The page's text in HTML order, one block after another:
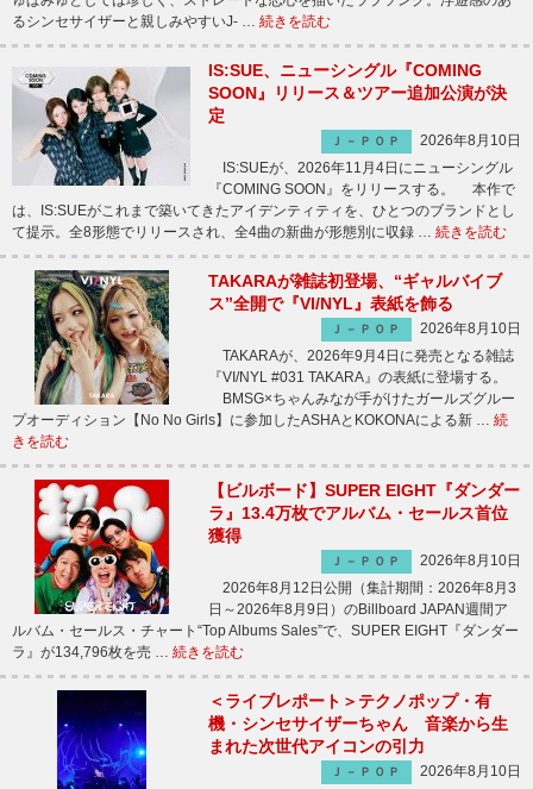
るシンセサイザーと親しみやすいJ- … 続きを読む
IS:SUE、ニューシングル『COMING
SOON』リリース＆ツアー追加公演が決
定
Ｊ－ＰＯＰ
2026年8月10日
IS:SUEが、2026年11月4日にニューシングル
『COMING SOON』をリリースする。 本作で
は、IS:SUEがこれまで築いてきたアイデンティティを、ひとつのブランドとし
て提示。全8形態でリリースされ、全4曲の新曲が形態別に収録 … 続きを読む
TAKARAが雑誌初登場、“ギャルバイブ
ス”全開で『VI/NYL』表紙を飾る
Ｊ－ＰＯＰ
2026年8月10日
TAKARAが、2026年9月4日に発売となる雑誌
『VI/NYL #031 TAKARA』の表紙に登場する。
BMSG×ちゃんみなが手がけたガールズグルー
プオーディション【No No Girls】に参加したASHAとKOKONAによる新 … 続
きを読む
【ビルボード】SUPER EIGHT『ダンダー
ラ』13.4万枚でアルバム・セールス首位
獲得
Ｊ－ＰＯＰ
2026年8月10日
2026年8月12日公開（集計期間：2026年8月3
日～2026年8月9日）のBillboard JAPAN週間ア
ルバム・セールス・チャート“Top Albums Sales”で、SUPER EIGHT『ダンダー
ラ』が134,796枚を売 … 続きを読む
＜ライブレポート＞テクノポップ・有
機・シンセサイザーちゃん 音楽から生
まれた次世代アイコンの引力
Ｊ－ＰＯＰ
2026年8月10日